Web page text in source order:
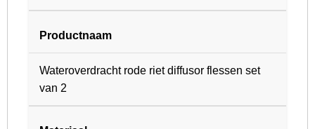
Productnaam
Wateroverdracht rode riet diffusor flessen set
van 2